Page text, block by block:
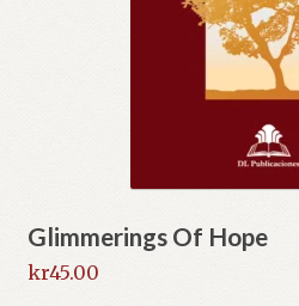
Glimmerings Of Hope
kr45.00